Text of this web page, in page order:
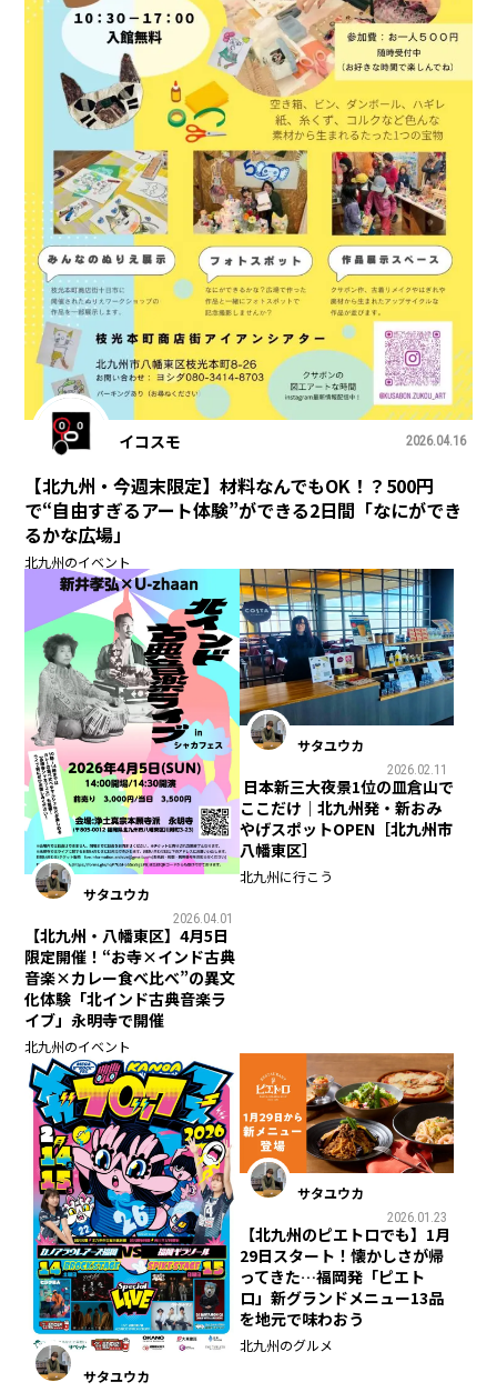
イコスモ 2026.04.16
【北九州・今週末限定】材料なんでもOK！？500円
で“自由すぎるアート体験”ができる2日間「なにができ
るかな広場」
北九州のイベント
サタユウカ
2026.04.01
【北九州・八幡東区】4月5日
限定開催！“お寺×インド古典
音楽×カレー食べ比べ”の異文
化体験「北インド古典音楽ラ
イブ」永明寺で開催
北九州のイベント
サタユウカ
2026.02.11
日本新三大夜景1位の皿倉山で
ここだけ｜北九州発・新おみ
やげスポットOPEN［北九州市
八幡東区］
北九州に行こう
サタユウカ
サタユウカ
2026.01.23
【北九州のピエトロでも】1月
29日スタート！懐かしさが帰
ってきた…福岡発「ピエト
ロ」新グランドメニュー13品
を地元で味わおう
北九州のグルメ